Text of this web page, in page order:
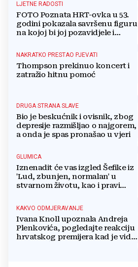
LJETNE RADOSTI
FOTO Poznata HRT-ovka u 53.
godini pokazala savršenu figuru
na kojoj bi joj pozavidjele i
NAKRATKO PRESTAO PJEVATI
Thompson prekinuo koncert i
zatražio hitnu pomoć
DRUGA STRANA SLAVE
Bio je beskućnik i ovisnik, zbog
depresije razmišljao o najgorem,
a onda je spas pronašao u vjeri
GLUMICA
Iznenadit će vas izgled Šefike iz
'Lud, zbunjen, normalan' u
stvarnom životu, kao i pravi
KAKVO ODMJERAVANJE
Ivana Knoll upoznala Andreja
Plenkovića, pogledajte reakciju
hrvatskog premijera kad je vidio